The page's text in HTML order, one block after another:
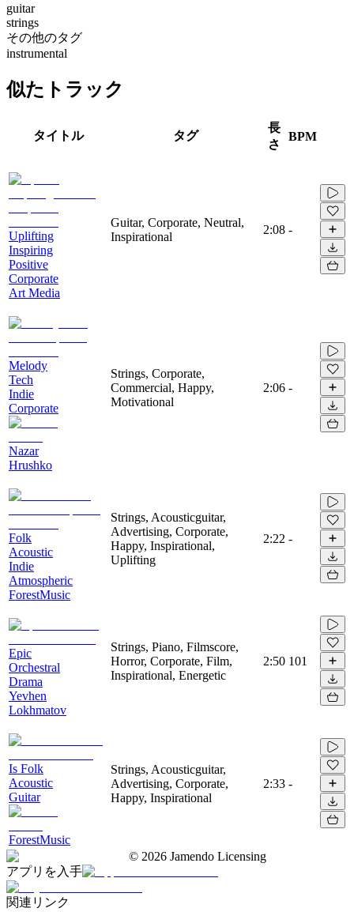
guitar
strings
その他のタグ
instrumental
似たトラック
タイトル タグ
長
さ
BPM
Uplifting
Inspiring
Positive
Corporate
Art Media
Guitar, Corporate, Neutral,
Inspirational
2:08 -
Melody
Tech
Indie
Corporate
Nazar
Hrushko
Strings, Corporate,
Commercial, Happy,
Motivational
2:06 -
Folk
Acoustic
Indie
Atmospheric
ForestMusic
Strings, Acousticguitar,
Advertising, Corporate,
Happy, Inspirational,
Uplifting
2:22 -
Epic
Orchestral
Drama
Yevhen
Lokhmatov
Strings, Piano, Filmscore,
Horror, Corporate, Film,
Inspirational, Energetic
2:50 101
Is Folk
Acoustic
Guitar
ForestMusic
Strings, Acousticguitar,
Advertising, Corporate,
Happy, Inspirational
2:33 -
© 2026 Jamendo Licensing
アプリを入手
関連リンク